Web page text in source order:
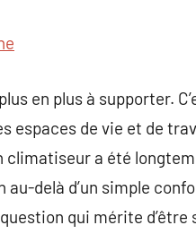
en plus à supporter.
espaces de vie et de
a été
delà d’un simple
qui mérite